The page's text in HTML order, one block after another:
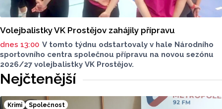
Volejbalistky VK Prostějov zahájily přípravu
dnes 13:00 V tomto týdnu odstartovaly v hale Národního
sportovního centra společnou přípravu na novou sezónu
2026/27 volejbalistky VK Prostějov.
Nejčtenější
Krimi Společnost